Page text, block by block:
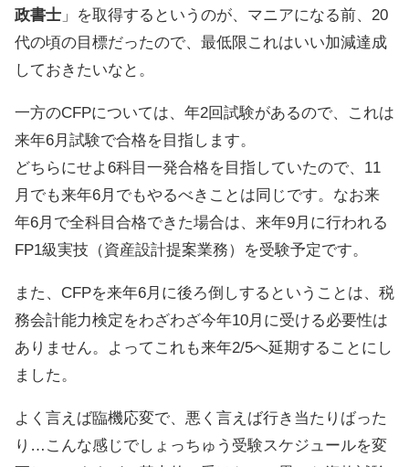
政書士 」を取得するというのが、マニアになる前、20
代の頃の目標だったので、最低限これはいい加減達成
しておきたいなと。
一方のCFPについては、年2回試験があるので、これは
来年6月試験で合格を目指します。
どちらにせよ6科目一発合格を目指していたので、11
月でも来年6月でもやるべきことは同じです。なお来
年6月で全科目合格できた場合は、来年9月に行われる
FP1級実技（資産設計提案業務）を受験予定です。
また、CFPを来年6月に後ろ倒しするということは、税
務会計能力検定をわざわざ今年10月に受ける必要性は
ありません。よってこれも来年2/5へ延期することにし
ました。
よく言えば臨機応変で、悪く言えば行き当たりばった
り…こんな感じでしょっちゅう受験スケジュールを変